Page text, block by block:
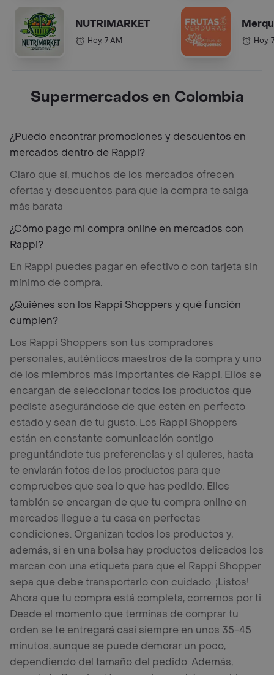
NUTRIMARKET
Hoy, 7 AM Hoy,
Supermercados en Colombia
¿Puedo encontrar promociones y descuentos en
mercados dentro de Rappi?
Claro que sí, muchos de los mercados ofrecen
ofertas y descuentos para que la compra te salga
más barata
¿Cómo pago mi compra online en mercados con
Rappi?
En Rappi puedes pagar en efectivo o con tarjeta sin
mínimo de compra.
¿Quiénes son los Rappi Shoppers y qué función
cumplen?
Los Rappi Shoppers son tus compradores
personales, auténticos maestros de la compra y uno
de los miembros más importantes de Rappi. Ellos se
encargan de seleccionar todos los productos que
pediste asegurándose de que estén en perfecto
estado y sean de tu gusto. Los Rappi Shoppers
están en constante comunicación contigo
preguntándote tus preferencias y si quieres, hasta
te enviarán fotos de los productos para que
compruebes que sea lo que has pedido. Ellos
también se encargan de que tu compra online en
mercados llegue a tu casa en perfectas
condiciones. Organizan todos los productos y,
además, si en una bolsa hay productos delicados los
marcan con una etiqueta para que el Rappi Shopper
sepa que debe transportarlo con cuidado. ¡Listos!
Ahora que tu compra está completa, corremos por ti.
Desde el momento que terminas de comprar tu
orden se te entregará casi siempre en unos 35-45
minutos, aunque se puede demorar un poco,
dependiendo del tamaño del pedido. Además,